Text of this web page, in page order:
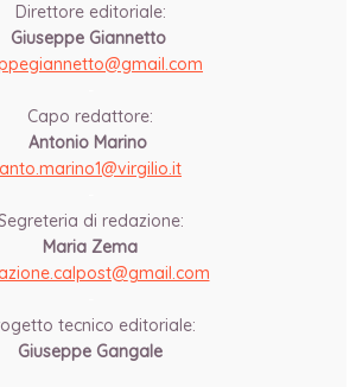
Direttore editoriale:
Giuseppe Giannetto
Capo redattore:
Antonio Marino
anto.marino1@virgilio.it
di redazione:
Maria Zema
gmail.com
tecnico editoriale:
Giuseppe Gangale